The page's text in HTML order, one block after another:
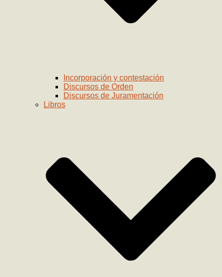
Incorporación y contestación
Discursos de Orden
Discursos de Juramentación
Libros